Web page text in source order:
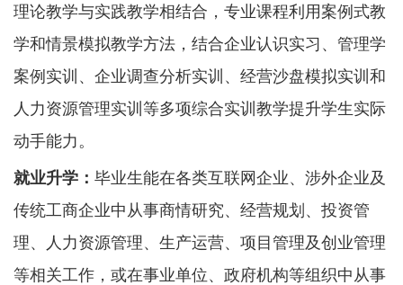
理论教学与实践教学相结合，专业课程利用案例式教
学和情景模拟教学方法，结合企业认识实习、管理学
案例实训、企业调查分析实训、经营沙盘模拟实训和
人力资源管理实训等多项综合实训教学提升学生实际
动手能力。
就业升学： 毕业生能在各类互联网企业、涉外企业及
传统工商企业中从事商情研究、经营规划、投资管
理、人力资源管理、生产运营、项目管理及创业管理
等相关工作，或在事业单位、政府机构等组织中从事